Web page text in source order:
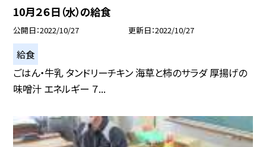
10月２６日（水）の給食
公開日 2022/10/27 更新日 2022/10/27
給食
ごはん・牛乳 タンドリーチキン 海草と柿のサラダ 厚揚げの
味噌汁 エネルギー ７...